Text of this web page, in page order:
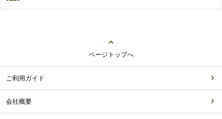
ページトップへ
ご利用ガイド
会社概要